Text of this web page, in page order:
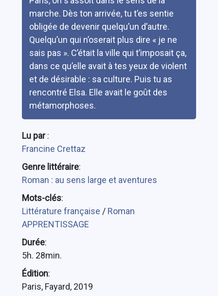
marche. Dès ton arrivée, tu t’es sentie
obligée de devenir quelqu’un d’autre.
Quelqu’un qui n’oserait plus dire « je ne
sais pas ». C’était la ville qui t’imposait ça,
dans ce qu’elle avait à tes yeux de violent
et de désirable : sa culture. Puis tu as
rencontré Elsa. Elle avait le goût des
métamorphoses.
Lu par:
Francine Crettaz
Genre littéraire:
Roman : au sens large et aventures
Mots-clés:
Littérature française / Roman
APPRENTISSAGE
Durée:
5h. 28min.
Édition:
Paris, Fayard, 2019